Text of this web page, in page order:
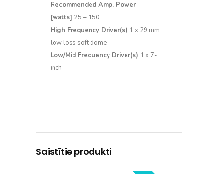
Recommended Amp. Power
[watts] 25 – 150
High Frequency Driver(s) 1 x 29 mm
low loss soft dome
Low/Mid Frequency Driver(s) 1 x 7-
inch
Saistītie produkti